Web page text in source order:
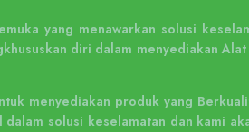
yang menawarkan solusi
diri dalam menyediakan
menyediakan produk yang
solusi keselamatan dan kami